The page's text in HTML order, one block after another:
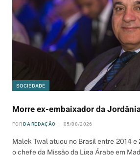
SOCIEDADE
Morre ex-embaixador da
POR DA REDAÇÃO 05/08/2026
Malek Twal atuou no Brasil entre 2014 e
o chefe da Missão da Liga Árabe em